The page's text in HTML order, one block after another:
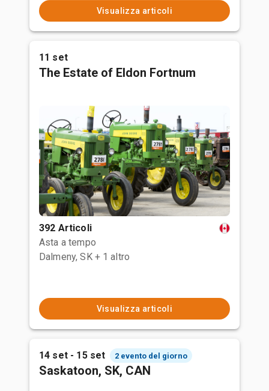
Visualizza articoli
11 set
The Estate of Eldon Fortnum
392 Articoli
Asta a tempo
Dalmeny, SK + 1 altro
Visualizza articoli
14 set - 15 set 2 evento del giorno
Saskatoon, SK, CAN